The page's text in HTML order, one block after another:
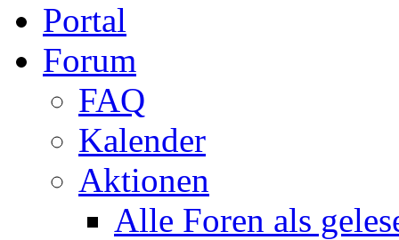
Portal
Forum
FAQ
Kalender
Aktionen
Alle Foren als